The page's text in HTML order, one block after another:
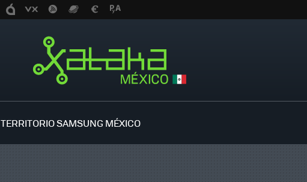
TERRITORIO SAMSUNG MÉXICO